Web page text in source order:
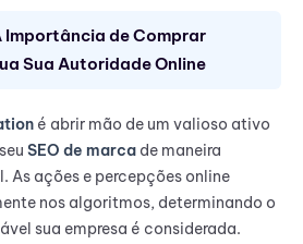
Importância de Comprar
Sua Autoridade Online
é abrir mão de um valioso ativo
SEO de marca de maneira
As ações e percepções online
nos algoritmos, determinando o
sua empresa é considerada.